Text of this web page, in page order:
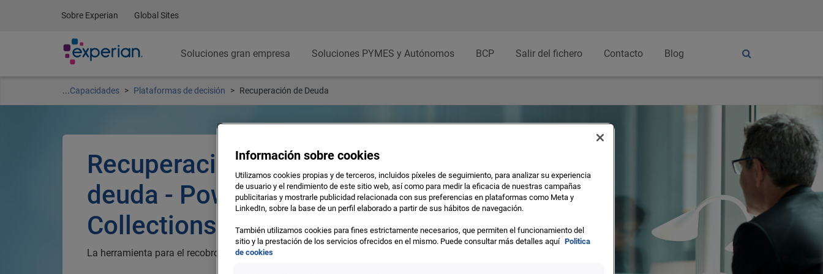
Sobre Experian Global Sites
Soluciones gran empresa Soluciones PYMES y Autónomos BCP Salir del fichero Contacto Blog
...Capacidades Plataformas de decisión Recuperación de Deuda
Recuperación de
deuda - PowerCurve
Collections
La herramienta para el recobro, de Experian
Información sobre cookies
Utilizamos cookies propias y de terceros, incluidos píxeles de seguimiento, para analizar su experiencia
de usuario y el rendimiento de este sitio web, así como para medir la eficacia de nuestras campañas
publicitarias y mostrarle publicidad relacionada con sus preferencias en plataformas como Meta y
LinkedIn, sobre la base de un perfil elaborado a partir de sus hábitos de navegación.
También utilizamos cookies para fines estrictamente necesarios, que permiten el funcionamiento del
sitio y la prestación de los servicios ofrecidos en el mismo. Puede consultar más detalles aquí Politica
de cookies